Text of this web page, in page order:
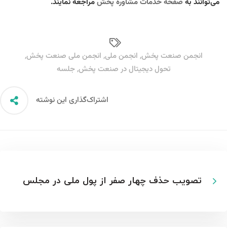
انجمن صنعت پخش, انجمن ملی, انجمن ملی صنعت پخش,
تحول دیجیتال در صنعت پخش,جلسه
اشتراک‌گذاری این نوشته
تصویب حذف چهار صفر از پول ملی در مجلس